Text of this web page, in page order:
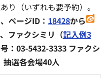
り（いずれも要予約）。
ページID： 18428から
ファクシミリ（記入例3
：03-5432-3333 ファクシ
選各会場40人